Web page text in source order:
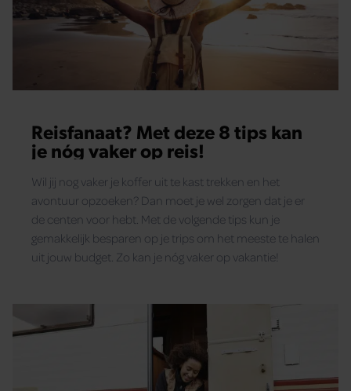
Reisfanaat? Met deze 8 tips kan
je nóg vaker op reis!
Wil jij nog vaker je koffer uit te kast trekken en het
avontuur opzoeken? Dan moet je wel zorgen dat je er
de centen voor hebt. Met de volgende tips kun je
gemakkelijk besparen op je trips om het meeste te halen
uit jouw budget. Zo kan je nóg vaker op vakantie!